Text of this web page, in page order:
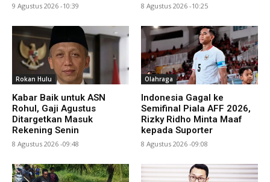
9 Agustus 2026 -10:39 8 Agustus 2026 -10:25
Rokan Hulu
Kabar Baik untuk ASN
Rohul, Gaji Agustus
Ditargetkan Masuk
Rekening Senin
8 Agustus 2026 -09:48
Olahraga
Indonesia Gagal ke
Semifinal Piala AFF 2026,
Rizky Ridho Minta Maaf
kepada Suporter
8 Agustus 2026 -09:08